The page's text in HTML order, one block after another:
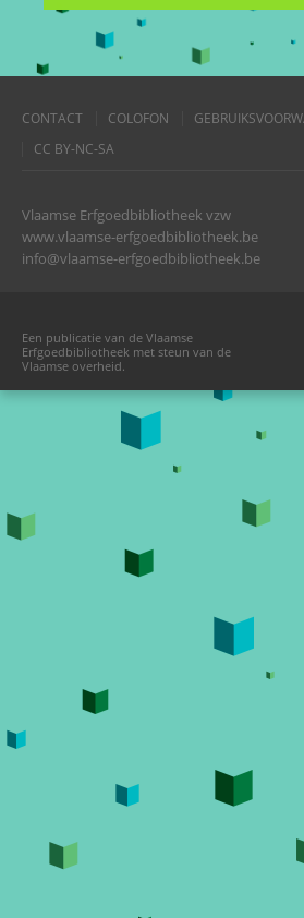
CONTACT COLOFON
CC BY-NC-SA
Vlaamse Erfgoedbibliotheek vzw
www.vlaamse-erfgoedbibliotheek.be
info@vlaamse-erfgoedbibliotheek.be
Een publicatie van de Vlaamse
Erfgoedbibliotheek met steun van de
Vlaamse overheid.